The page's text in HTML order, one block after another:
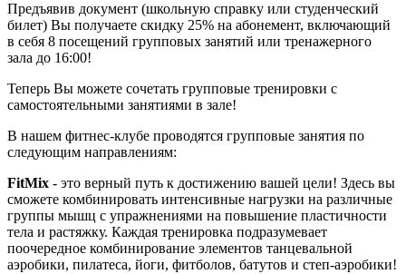
Предъявив документ (школьную справку или студенческий
билет) Вы получаете скидку 25% на абонемент, включающий
в себя 8 посещений групповых занятий или тренажерного
зала до 16:00!
Теперь Вы можете сочетать групповые тренировки с
самостоятельными занятиями в зале!
В нашем фитнес-клубе проводятся групповые занятия по
следующим направлениям:
FitMix - это верный путь к достижению вашей цели! Здесь вы
сможете комбинировать интенсивные нагрузки на различные
группы мышц с упражнениями на повышение пластичности
тела и растяжку. Каждая тренировка подразумевает
поочередное комбинирование элементов танцевальной
аэробики, пилатеса, йоги, фитболов, батутов и степ-аэробики!